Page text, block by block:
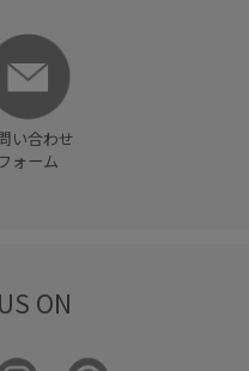
い合わせ
フォーム
ON